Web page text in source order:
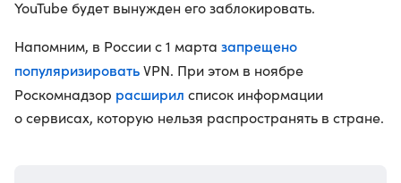
YouTube будет вынужден его заблокировать.
Напомним, в России с 1 марта запрещено
популяризироватьVPN. При этом в ноябре
Роскомнадзор расширил список информации
о сервисах, которую нельзя распространять в стране.